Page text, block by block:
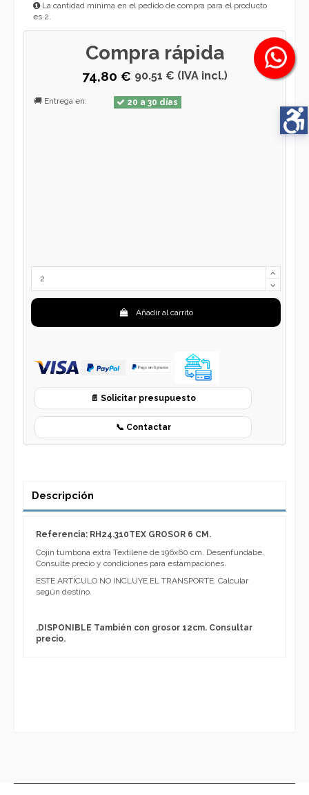
Añadir al carrito
La cantidad mínima en el pedido de compra para el producto
es 2.
Compra rápida
74,80 € 90.51 € (IVA incl.)
🚚 Entrega en: 20 a 30 días
📄 Solicitar presupuesto
📞 Contactar
Descripción
Referencia: RH24.310TEX GROSOR 6 CM.
Cojin tumbona extra Textilene de 196x60 cm. Desenfundabe.
Consulte precio y condiciones para estampaciones.
ESTE ARTÍCULO NO INCLUYE EL TRANSPORTE. Calcular
según destino.
.DISPONIBLE También con grosor 12cm. Consultar
precio.